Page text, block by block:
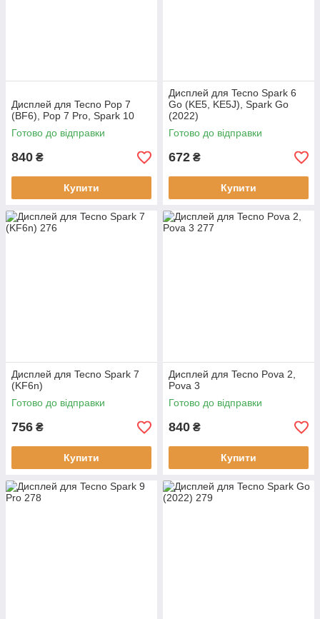
Дисплей для Tecno Pop 7
(BF6), Pop 7 Pro, Spark 10
Готово до відправки
840 ₴
Купити
Дисплей для Tecno Spark 6
Go (KE5, KE5J), Spark Go
(2022)
Готово до відправки
672 ₴
Купити
Дисплей для Tecno Spark 7
(KF6n)
Готово до відправки
756 ₴
Купити
Дисплей для Tecno Pova 2,
Pova 3
Готово до відправки
840 ₴
Купити